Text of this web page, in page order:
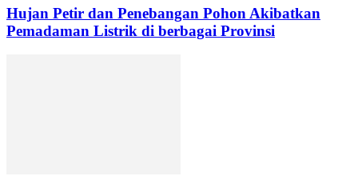
Hujan Petir dan Penebangan Pohon Akibatkan
Pemadaman Listrik di berbagai Provinsi